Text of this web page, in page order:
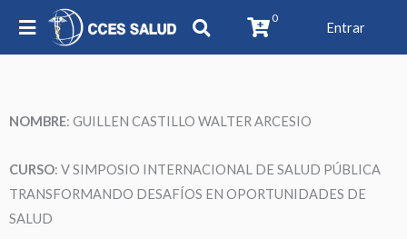
0
Entrar
NOMBRE: GUILLEN CASTILLO WALTER ARCESIO
CURSO: V SIMPOSIO INTERNACIONAL DE SALUD PÚBLICA
TRANSFORMANDO DESAFÍOS EN OPORTUNIDADES DE
SALUD